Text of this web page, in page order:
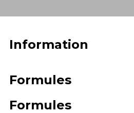
Information
Formules
Formules